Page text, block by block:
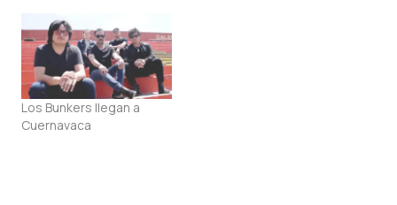
Los Bunkers llegan a
Cuernavaca